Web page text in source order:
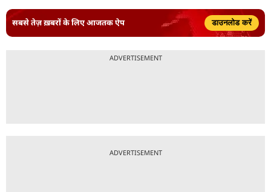
सबसे तेज़ ख़बरों के लिए आजतक ऐप डाउनलोड करें
ADVERTISEMENT
ADVERTISEMENT